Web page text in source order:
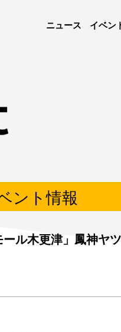
ニュース イベン
ント情報
ル木更津」鳳神ヤ